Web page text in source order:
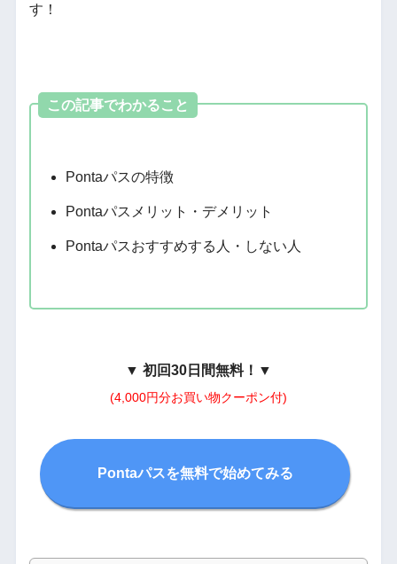
す！
この記事でわかること
Pontaパスの特徴
Pontaパスメリット・デメリット
Pontaパスおすすめする人・しない人
▼ 初回30日間無料！ ▼
(4,000円分お買い物クーポン付)
Pontaパスを無料で始めてみる